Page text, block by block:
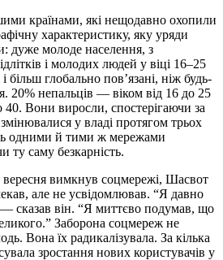
країнами, які нещодавно охопили
характеристику, яку уряди
дуже молоде населення, з
і молодих людей у віці 16–25
і більш глобально пов’язані, ніж будь-
20% непальців — віком від 16 до 25
Вони виросли, спостерігаючи за
у владі протягом трьох
одними й тими ж мережами
ту саму безкарність.
вимкнув соцмережі, Шасвот
але не усвідомлював. “Я давно
— сказав він. “Я миттєво подумав, що
Заборона соцмереж не
Вона їх радикалізувала. За кілька
зростання нових користувачів у